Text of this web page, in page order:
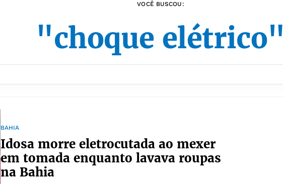
VOCÊ BUSCOU:
"choque elétrico"
BAHIA
Idosa morre eletrocutada ao mexer
em tomada enquanto lavava roupas
na Bahia